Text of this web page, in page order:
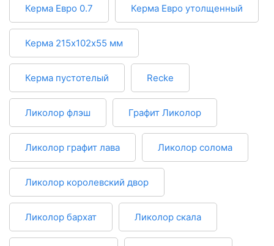
Керма Евро 0.7 Керма Евро утолщенный
Керма 215х102х55 мм
Керма пустотелый Recke
Ликолор флэш Графит Ликолор
Ликолор графит лава Ликолор солома
Ликолор королевский двор
Ликолор бархат Ликолор скала